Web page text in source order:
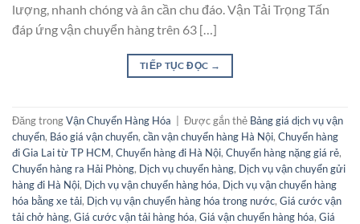
lượng, nhanh chóng và ân cần chu đáo. Vận Tải Trọng Tấn
đáp ứng vận chuyển hàng trên 63 […]
TIẾP TỤC ĐỌC →
Đăng trongVận Chuyển Hàng Hóa Được gắn thẻ Bảng giá dịch vụ vận
chuyển, Báo giá vận chuyển, cần vận chuyển hàng Hà Nội, Chuyển hàng
đi Gia Lai từ TP HCM, Chuyển hàng đi Hà Nội, Chuyển hàng nặng giá rẻ,
Chuyển hàng ra Hải Phòng, Dịch vụ chuyển hàng, Dịch vụ vận chuyển gửi
hàng đi Hà Nội, Dịch vụ vận chuyển hàng hóa, Dịch vụ vận chuyển hàng
hóa bằng xe tải, Dịch vụ vận chuyển hàng hóa trong nước, Giá cước vận
tải chở hàng, Giá cước vận tải hàng hóa, Giá vận chuyển hàng hóa, Giá